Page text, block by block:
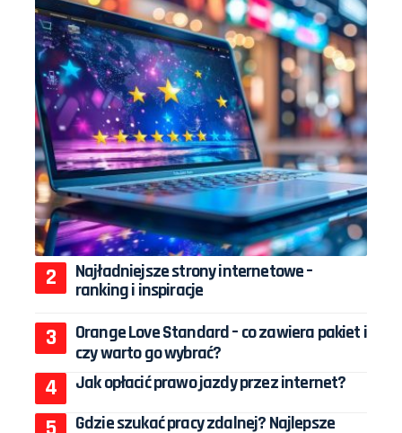
Najładniejsze strony internetowe –
ranking i inspiracje
Orange Love Standard – co zawiera pakiet i
czy warto go wybrać?
Jak opłacić prawo jazdy przez internet?
Gdzie szukać pracy zdalnej? Najlepsze